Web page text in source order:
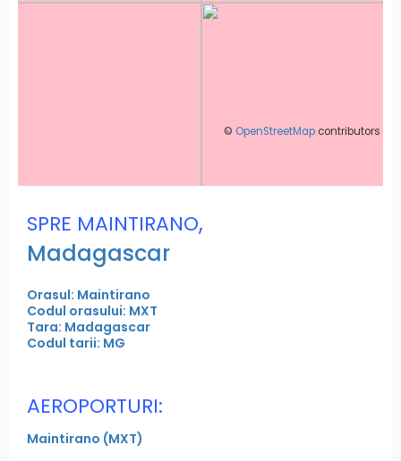
© OpenStreetMap contributors
SPRE MAINTIRANO,
Madagascar
Orasul: Maintirano
Codul orasului: MXT
Tara: Madagascar
Codul tarii: MG
AEROPORTURI:
Maintirano (MXT)